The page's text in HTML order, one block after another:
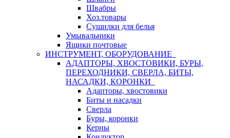
Швабры
Хоз.товары
Сушилки для белья
Умывальники
Ящики почтовые
ИНСТРУМЕНТ, ОБОРУДОВАНИЕ
АДАПТОРЫ, ХВОСТОВИКИ, БУРЫ,
ПЕРЕХОДНИКИ, СВЕРЛА, БИТЫ,
НАСАДКИ, КОРОНКИ
Адапторы, хвостовики
Биты и насадки
Сверла
Буры, коронки
Керны